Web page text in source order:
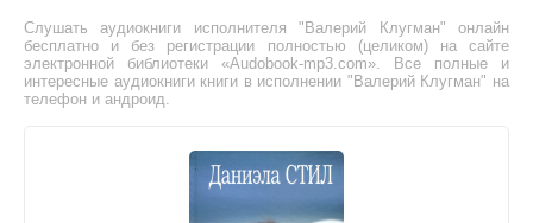
Слушать аудиокниги исполнителя "Валерий Клугман" онлайн
бесплатно и без регистрации полностью (целиком) на сайте
электронной библиотеки «Audobook-mp3.com». Все полные и
интересные аудиокниги книги в исполнении "Валерий Клугман" на
телефон и андроид.